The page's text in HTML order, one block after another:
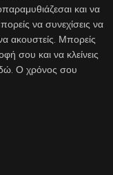
και να
να συνεχίσεις να
ακουστείς. Μπορείς
σου και να κλείνεις
Ο χρόνος σου